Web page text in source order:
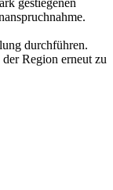
gestiegenen
durchführen.
Region erneut zu